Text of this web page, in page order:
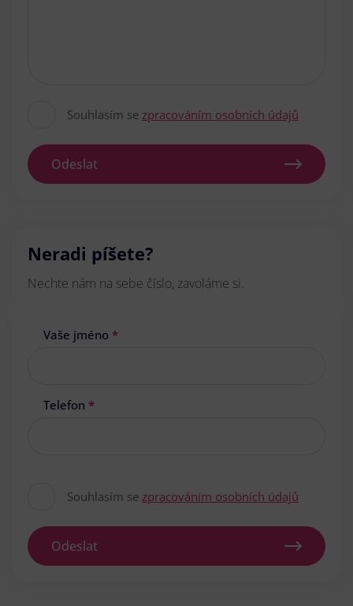
Souhlasím se zpracováním osobních údajů
Odeslat
Neradi píšete?
Nechte nám na sebe číslo, zavoláme si.
Vaše jméno *
Telefon *
Souhlasím se zpracováním osobních údajů
Odeslat